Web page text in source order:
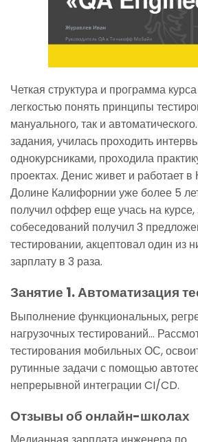
Четкая структура и программа
легкостью понять принципы
мануального, так и
задания, училась проходить
однокурсниками, проходила
проектах. Денис живет и работает
Долине Калифорнии уже более 5
получил оффер еще учась на курсе,
собеседований получил 3
тестировании, акцептовал один из
зарплату в 3 раза.
Занятие 1. Автоматизация
Выполнение функциональных,
нагрузочных тестирований…
тестирования мобильных ОС,
рутинные задачи с помощью
непрерывной интеграции CI/CD.
Отзывы об онлайн-школах